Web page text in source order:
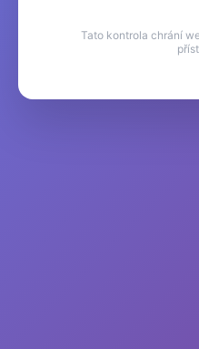
Tato kontrola chrání